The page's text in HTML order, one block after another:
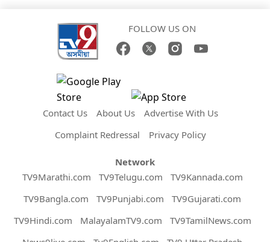
FOLLOW US ON
Contact Us About Us
Advertise With Us
Complaint Redressal
Privacy Policy
Network
TV9Marathi.com
TV9Telugu.com
TV9Kannada.com
TV9Bangla.com
TV9Punjabi.com
TV9Gujarati.com
TV9Hindi.com
MalayalamTV9.com
TV9TamilNews.com